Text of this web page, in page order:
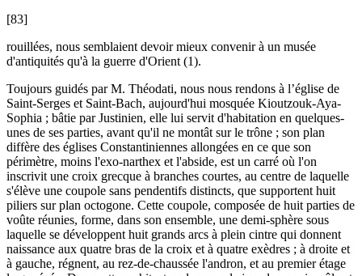
[83]
rouillées, nous semblaient devoir mieux convenir à un musée
d'antiquités qu'à la guerre d'Orient (1).
Toujours guidés par M. Théodati, nous nous rendons à l’église de
Saint-Serges et Saint-Bach, aujourd'hui mosquée Kioutzouk-Aya-
Sophia ; bâtie par Justinien, elle lui servit d'habitation en quelques-
unes de ses parties, avant qu'il ne montât sur le trône ; son plan
diffère des églises Constantiniennes allongées en ce que son
périmètre, moins l'exo-narthex et l'abside, est un carré où l'on
inscrivit une croix grecque à branches courtes, au centre de laquelle
s'élève une coupole sans pendentifs distincts, que supportent huit
piliers sur plan octogone. Cette coupole, composée de huit parties de
voûte réunies, forme, dans son ensemble, une demi-sphère sous
laquelle se développent huit grands arcs à plein cintre qui donnent
naissance aux quatre bras de la croix et à quatre exèdres ; à droite et
à gauche, régnent, au rez-de-chaussée l'andron, et au premier étage